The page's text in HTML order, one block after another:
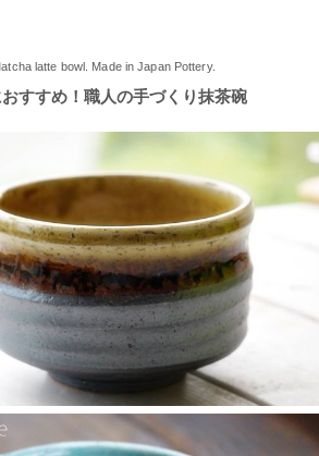
さんご用意しております♪ みなさまのご来
す。
た≫ 2025年4月16日～30日 CCNet ケー
『まちの素敵な歩き方』で 白いごはん器
牧店が紹介されました。
した≫ 2024年2月29日 中京テレビ キャッ
旅～味岡駅編～』で 白いごはん器のお
が紹介されました。
latte bowl. Made in Japan Pottery.
すすめ！職人の手づくり抹茶碗